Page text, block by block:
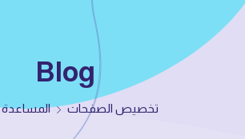
Blog
المساعدة تخصيص الصفحات